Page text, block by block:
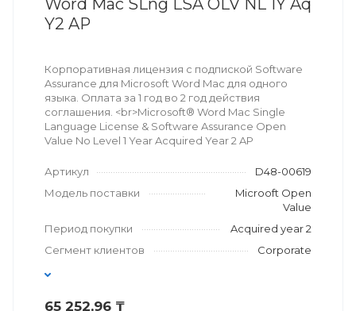
Word Mac SLng LSA OLV NL 1Y Aq
Y2 AP
Корпоративная лицензия с подпиской Software
Assurance для Microsoft Word Mac для одного
языка. Оплата за 1 год во 2 год действия
соглашения. <br>Microsoft® Word Mac Single
Language License & Software Assurance Open
Value No Level 1 Year Acquired Year 2 AP
Артикул
D48-00619
Модель поставки
Microoft Open
Value
Период покупки
Acquired year 2
Сегмент клиентов
Corporate
65 252,96 ₸